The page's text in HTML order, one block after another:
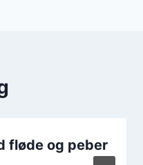
fløde og peber